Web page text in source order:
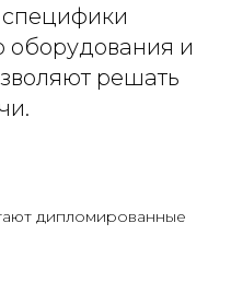
оборудования и
решать
дипломированные